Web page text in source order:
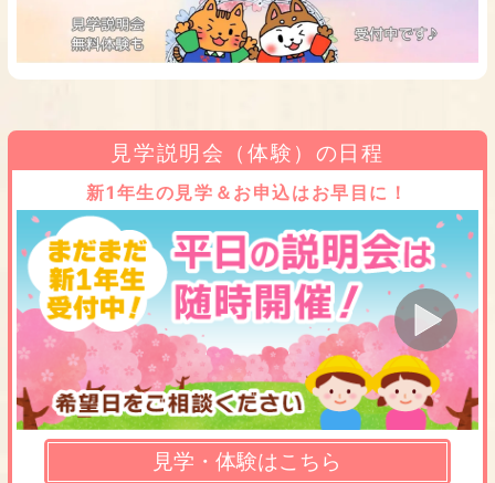
見学説明会（体験）の日程
新1年生の見学＆お申込はお早目に！
見学・体験はこちら